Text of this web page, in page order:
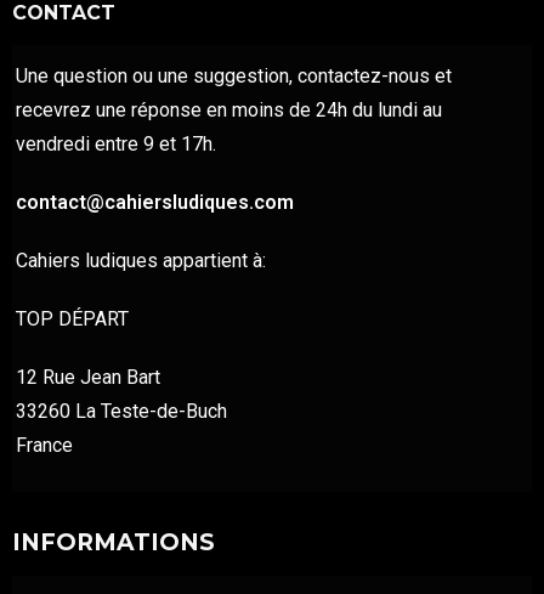
CONTACT
Une question ou une suggestion, contactez-nous et
recevrez une réponse en moins de 24h du lundi au
vendredi entre 9 et 17h.
contact@cahiersludiques.com
Cahiers ludiques appartient à:
TOP DÉPART
12 Rue Jean Bart
33260 La Teste-de-Buch
France
INFORMATIONS